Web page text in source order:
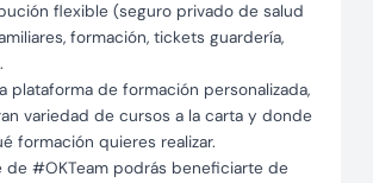
flexible (seguro privado de salud
formación, tickets guardería,
plataforma de formación personalizada,
variedad de cursos a la carta y donde
formación quieres realizar.
de #OKTeam podrás beneficiarte de